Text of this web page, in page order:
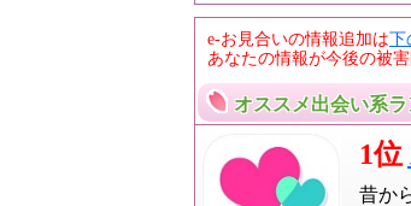
e-お見合いの情報追加は下
あなたの情報が今後の被
オススメ出会い系
1位
昔か